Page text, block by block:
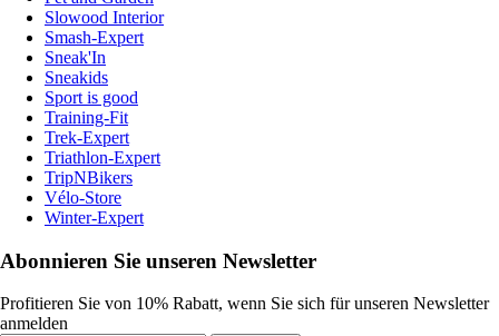
Slowood Interior
Smash-Expert
Sneak'In
Sneakids
Sport is good
Training-Fit
Trek-Expert
Triathlon-Expert
TripNBikers
Vélo-Store
Winter-Expert
Abonnieren Sie unseren Newsletter
Profitieren Sie von 10% Rabatt, wenn Sie sich für unseren Newsletter
anmelden